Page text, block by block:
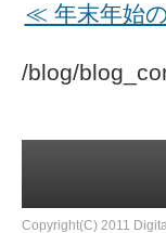
≪ 年末年始
/blog/
Copyright(C) 2011